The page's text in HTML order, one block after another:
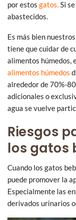
por estos gatos.Si
abastecidos.
Es más bien
tiene que cuidar de
alimentos húmedos,
alimentos húmedos
alrededor de 70%-
adicionales o
agua se vuelve
Riesgos
los gatos
Cuando los gatos
puede promover la
Especialmente las
derivados urinarios